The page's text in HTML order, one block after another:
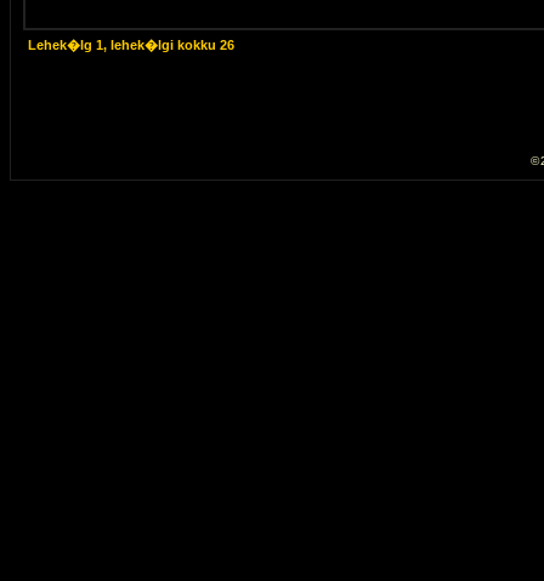
Lehek�lg 1, lehek�lgi kokku 26
©